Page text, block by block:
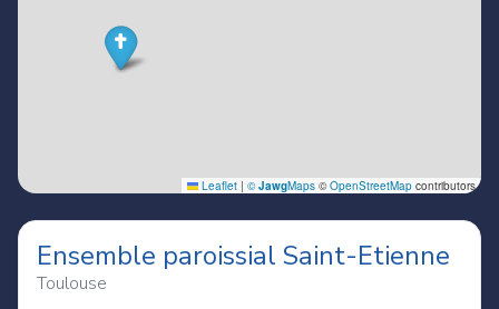
Ensemble paroissial Saint-Etienne
Toulouse